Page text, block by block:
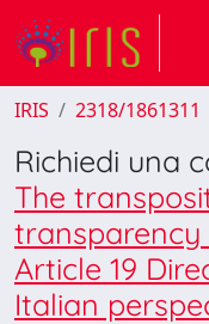
IRIS 2318/1861311
Richiedi una
The
Article 19
Italian